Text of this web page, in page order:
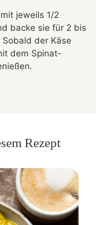
jeweils 1/2
backe sie für 2 bis
der Käse
dem Spinat-
Rezept